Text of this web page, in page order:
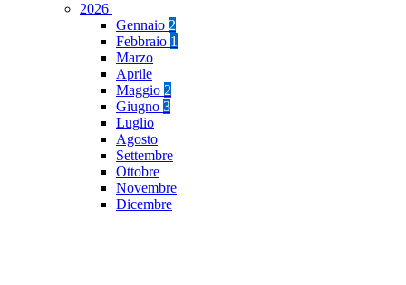
2026
Gennaio 2
Febbraio 1
Marzo
Aprile
Maggio 2
Giugno 3
Luglio
Agosto
Settembre
Ottobre
Novembre
Dicembre